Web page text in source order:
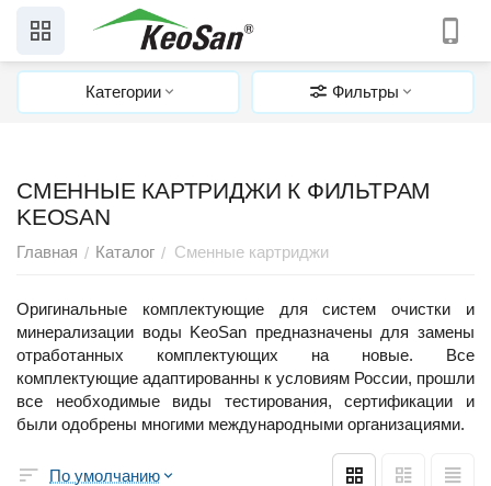
Категории Фильтры
СМЕННЫЕ КАРТРИДЖИ К ФИЛЬТРАМ
KEOSAN
Главная / Каталог / Сменные картриджи
Оригинальные комплектующие для систем очистки и
минерализации воды KeoSan предназначены для замены
отработанных комплектующих на новые. Все
комплектующие адаптированны к условиям России, прошли
все необходимые виды тестирования, сертификации и
были одобрены многими международными организациями.
По умолчанию